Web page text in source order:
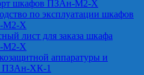
шкафов ПЗАн-М2-Х
по эксплуатации шкафов
М2-Х
лист для заказа шкафа
М2-Х
аппаратуры и
ПЗАн-ХК-1